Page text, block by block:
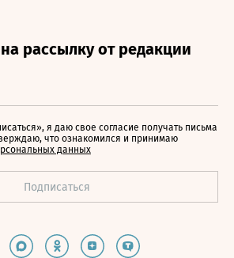
я даю свое согласие получать письма
что ознакомился и принимаю
данных